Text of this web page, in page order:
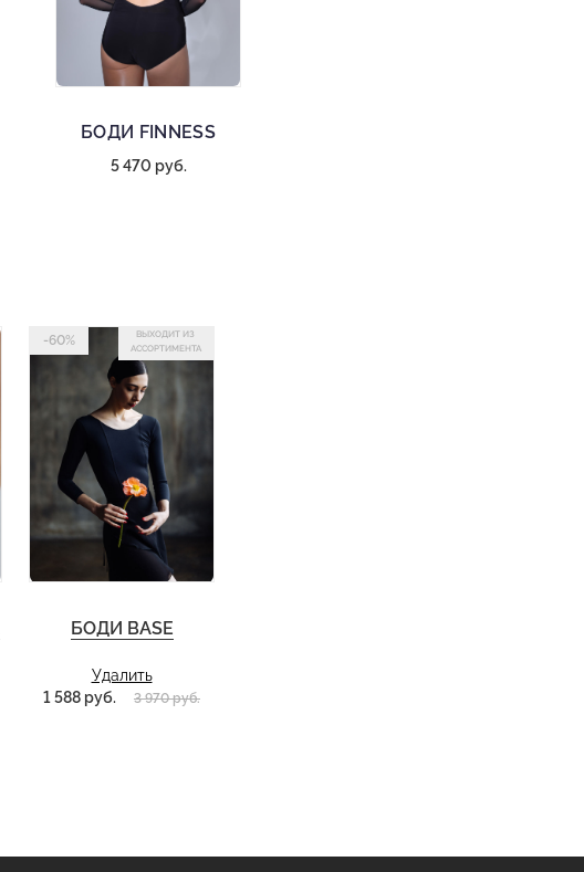
БОДИ FINNESS
5 470 руб.
ВЫХОДИТ ИЗ
АССОРТИМЕНТА
-60%
БОДИ BASE
Удалить
1 588 руб.
3 970 руб.